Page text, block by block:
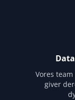
Vores
giver